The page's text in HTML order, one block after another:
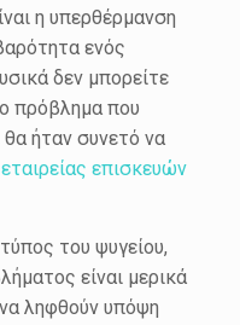
η υπερθέρμανση
ενός
δεν μπορείτε
πρόβλημα που
θα ήταν συνετό να
επισκευών
του ψυγείου,
είναι μερικά
ληφθούν υπόψη